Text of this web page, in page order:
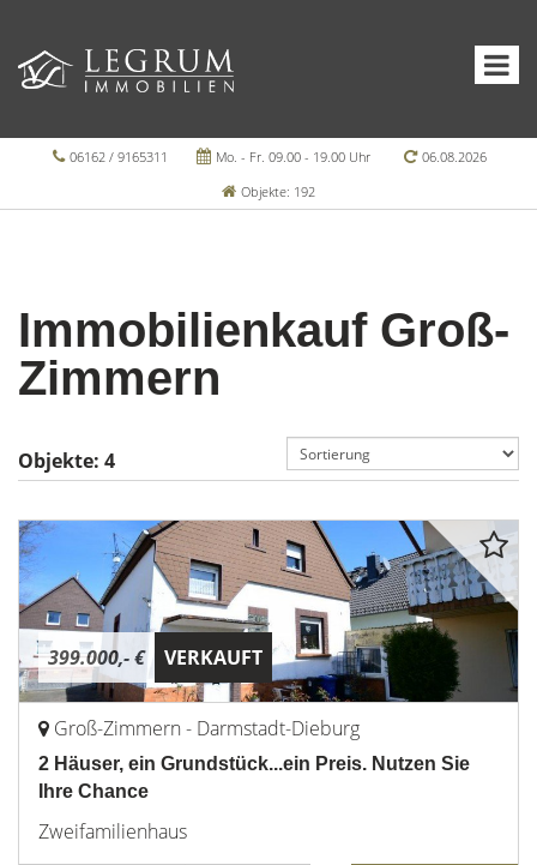
06162 / 9165311 Mo. - Fr. 09.00 - 19.00 Uhr
06.08.2026
Objekte: 192
Immobilienkauf Groß-
Zimmern
Objekte: 4
399.000,- € VERKAUFT
Groß-Zimmern - Darmstadt-Dieburg
2 Häuser, ein Grundstück...ein Preis. Nutzen Sie
Ihre Chance
Zweifamilienhaus